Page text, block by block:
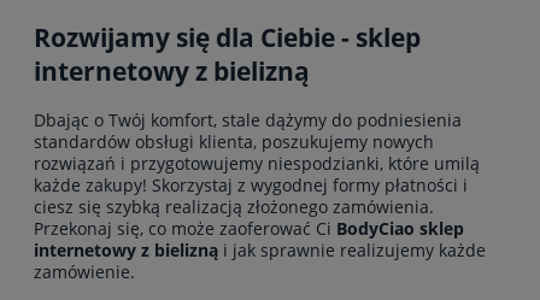
Rozwijamy się dla Ciebie - sklep
internetowy z bielizną
Dbając o Twój komfort, stale dążymy do podniesienia
standardów obsługi klienta, poszukujemy nowych
rozwiązań i przygotowujemy niespodzianki, które umilą
każde zakupy! Skorzystaj z wygodnej formy płatności i
ciesz się szybką realizacją złożonego zamówienia.
Przekonaj się, co może zaoferować Ci BodyCiao sklep
internetowy z bielizną i jak sprawnie realizujemy każde
zamówienie.